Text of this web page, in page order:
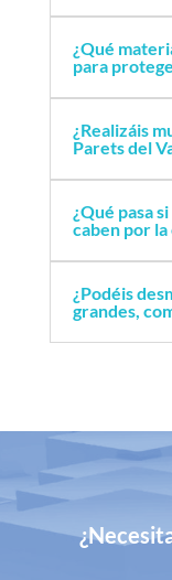
¿Qué
para
¿Realizáis
Parets del
¿Qué pasa
caben por la
¿Podéis
grandes,